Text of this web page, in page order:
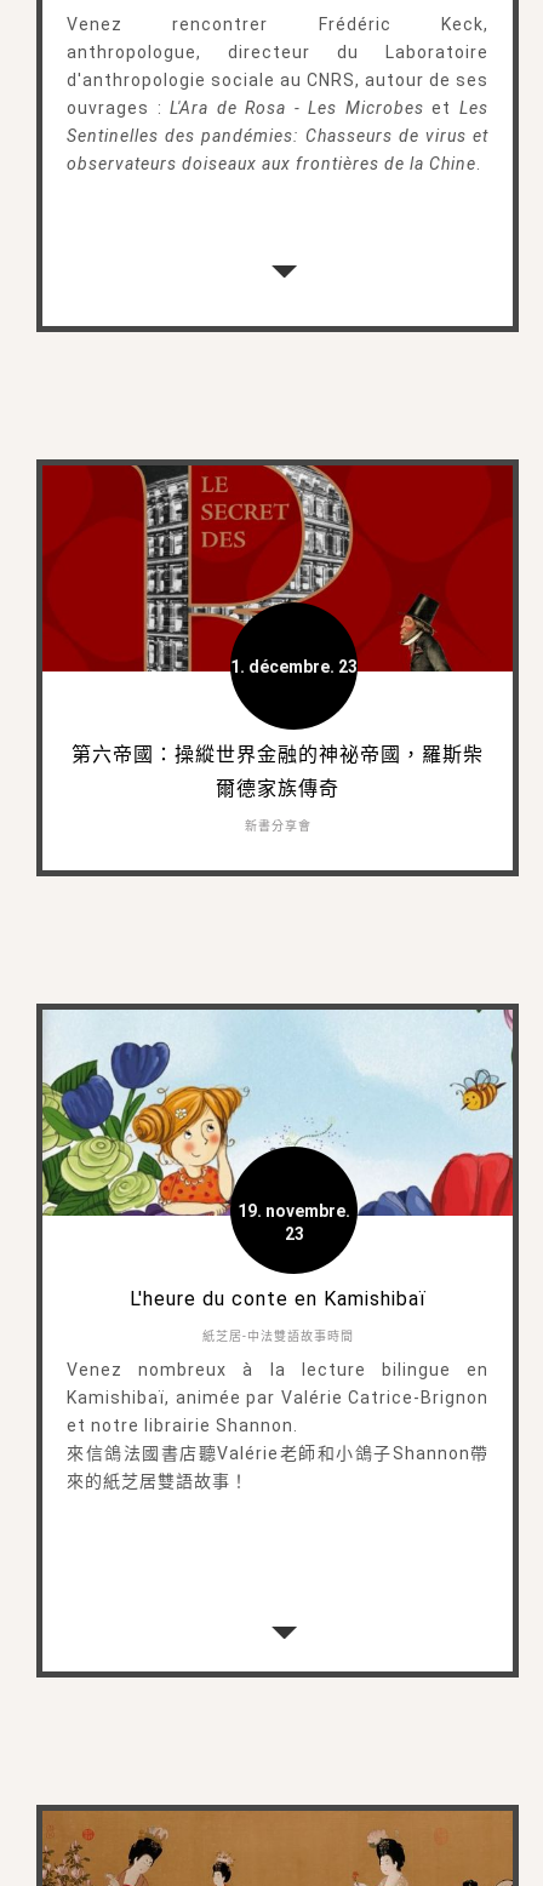
Venez rencontrer Frédéric Keck,
anthropologue, directeur du Laboratoire
d'anthropologie sociale au CNRS, autour de ses
ouvrages :L'Ara de Rosa - Les Microbes etLes
Sentinelles des pandémies: Chasseurs de virus et
observateurs doiseaux aux frontières de la Chine
1. décembre. 23
第六帝國：操縱世界金融的神祕帝國，羅斯柴
爾德家族傳奇
新書分享會
19. novembre.
23
L'heure du conte en Kamishibaï
紙芝居-中法雙語故事時間
Venez nombreux à la lecture bilingue en
Kamishibaï, animée par Valérie Catrice-Brignon
et notre librairie Shannon.
來信鴿法國書店聽Valérie老師和小鴿子Shannon帶
來的紙芝居雙語故事！